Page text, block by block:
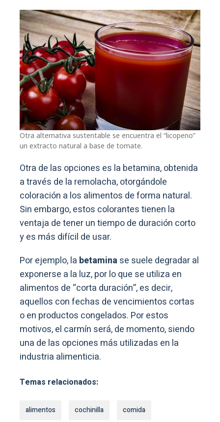
Otra alternativa sustentable se encuentra el “licopeno”
un extracto natural a base de tomate.
Otra de las opciones es la betamina, obtenida
a través de la remolacha, otorgándole
coloración a los alimentos de forma natural.
Sin embargo, estos colorantes tienen la
ventaja de tener un tiempo de duración corto
y es más difícil de usar.
Por ejemplo, la betaminase suele degradar al
exponerse a la luz, por lo que se utiliza en
alimentos de “corta duración”, es decir,
aquellos con fechas de vencimientos cortas
o en productos congelados. Por estos
motivos, el carmín será, de momento, siendo
una de las opciones más utilizadas en la
industria alimenticia.
Temas relacionados:
alimentos cochinilla comida